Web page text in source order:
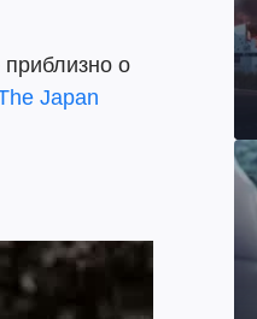
приблизно о
Japan